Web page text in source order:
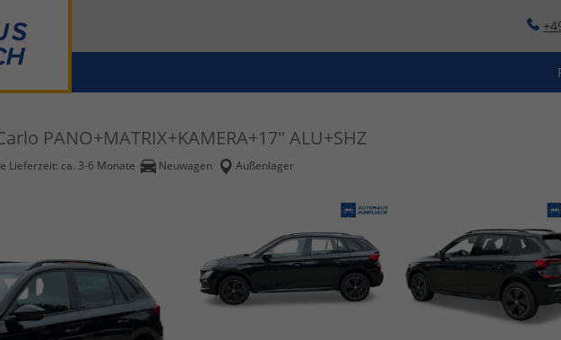
PANO+MATRIX+KAMERA+17" ALU+SHZ
Lieferzeit: ca. 3-6 Monate Neuwagen Außenlager